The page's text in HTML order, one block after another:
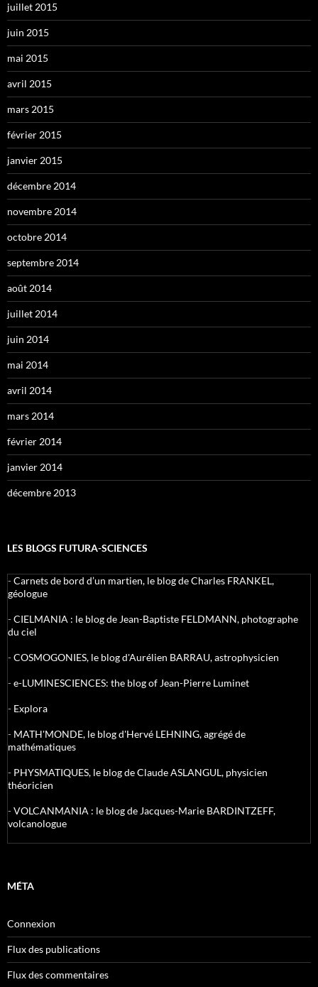
juillet 2015
juin 2015
mai 2015
avril 2015
mars 2015
février 2015
janvier 2015
décembre 2014
novembre 2014
octobre 2014
septembre 2014
août 2014
juillet 2014
juin 2014
mai 2014
avril 2014
mars 2014
février 2014
janvier 2014
décembre 2013
LES BLOGS FUTURA-SCIENCES
-Carnets de bord d’un martien, le blog de Charles FRANKEL,
géologue
-CIELMANIA : le blog de Jean-Baptiste FELDMANN, photographe
du ciel
-COSMOGONIES, le blog d'Aurélien BARRAU, astrophysicien
-e-LUMINESCIENCES: the blog of Jean-Pierre Luminet
- Explora
- MATH'MONDE, le blog d'Hervé LEHNING, agrégé de
mathématiques
- PHYSMATIQUES, le blog de Claude ASLANGUL, physicien
théoricien
-VOLCANMANIA : le blog de Jacques-Marie BARDINTZEFF,
volcanologue
MÉTA
Connexion
Flux des publications
Flux des commentaires